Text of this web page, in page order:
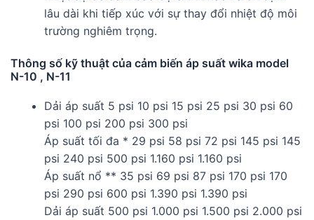
lâu dài khi tiếp xúc với sự thay đổi nhiệt độ môi
trường nghiêm trọng.
Thông số kỹ thuật của cảm biến áp suất wika model
N-10 , N-11
Dải áp suất 5 psi 10 psi 15 psi 25 psi 30 psi 60
psi 100 psi 200 psi 300 psi
Áp suất tối đa * 29 psi 58 psi 72 psi 145 psi 145
psi 240 psi 500 psi 1.160 psi 1.160 psi
Áp suất nổ ** 35 psi 69 psi 87 psi 170 psi 170
psi 290 psi 600 psi 1.390 psi 1.390 psi
Dải áp suất 500 psi 1.000 psi 1.500 psi 2.000 psi